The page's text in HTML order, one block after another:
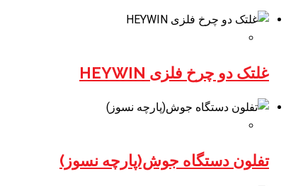
غلتک دو چرخ فلزی HEYWIN
تفلون دستگاه جوش(پارچه نسوز)